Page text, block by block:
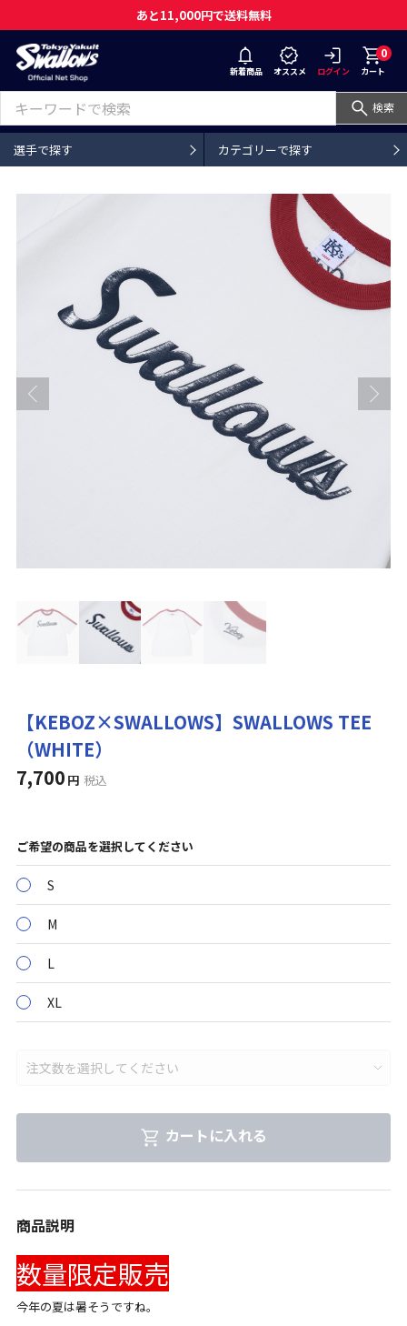
あと11,000円で送料無料
新着商品 オススメ ログイン
0
カート
検索
選手で探す カテゴリーで探す
【KEBOZ×SWALLOWS】SWALLOWS TEE
（WHITE）
7,700 円 税込
ご希望の商品を選択してください
S
M
L
XL
カートに入れる
商品説明
数量限定販売
今年の夏は暑そうですね。